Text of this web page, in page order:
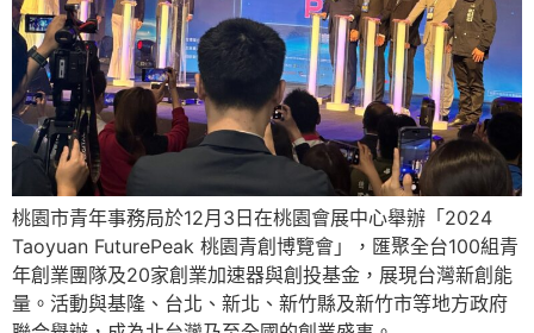
桃園市青年事務局於12月3日在桃園會展中心舉辦「2024
Taoyuan FuturePeak 桃園青創博覽會」，匯聚全台100組青
年創業團隊及20家創業加速器與創投基金，展現台灣新創能
量。活動與基隆、台北、新北、新竹縣及新竹市等地方政府